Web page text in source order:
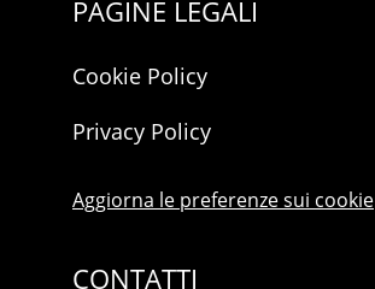
PAGINE LEGALI
Cookie Policy
Privacy Policy
Aggiorna le preferenze sui cookie
CONTATTI